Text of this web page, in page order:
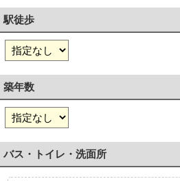
駅徒歩
築年数
バス・トイレ・洗面所